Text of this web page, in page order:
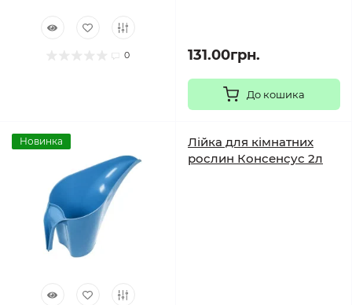
0 131.00грн.
До кошика
Новинка
Лійка для кімнатних
рослин Консенсус 2л